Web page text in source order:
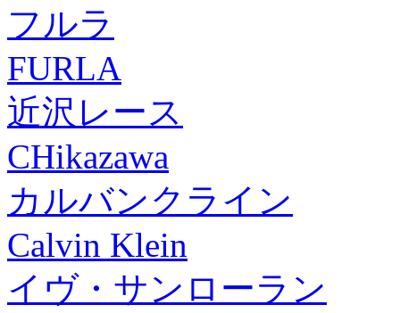
フルラ
FURLA
近沢レース
CHikazawa
カルバンクライン
Calvin Klein
イヴ・サンローラン